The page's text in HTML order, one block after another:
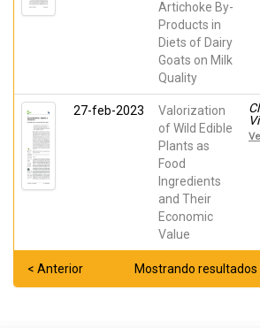
Artichoke By-
Products in
Diets of Dairy
Goats on Milk
Quality
27-feb-2023
Valorization
of Wild Edible
Plants as
Food
Ingredients
and Their
Economic
Value
Mostrando resultados
< Anterior